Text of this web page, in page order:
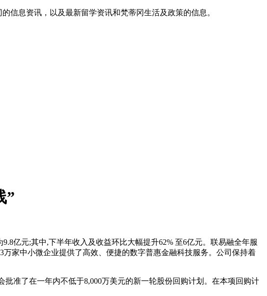
信息资讯，以及最新留学资讯和梵蒂冈生活及政策的信息。
”
亿元;其中,下半年收入及收益环比大幅提升62% 至6亿元。联易融全年服
家中小微企业提供了高效、便捷的数字普惠金融科技服务。公司保持着
准了在一年内不低于8,000万美元的新一轮股份回购计划。在本项回购计